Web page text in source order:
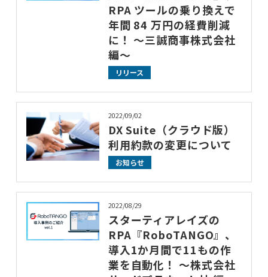
RPA ツールの乗り換えで
年間 84 万円の経費削減
に！ ～三誠商事株式会社
編～
リリース
2022/09/02
DX Suite（クラウド版）
利用約款の変更について
お知らせ
2022/08/29
スターティアレイズの
RPA『RoboTANGO』、
導入1か月間で11もの作
業を自動化！ ～株式会社